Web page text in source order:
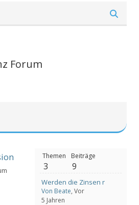
Forum
Themen
3
Beiträge
9
Werden die Zinsen nie mehr
Von Beate, Vor
5 Jahren